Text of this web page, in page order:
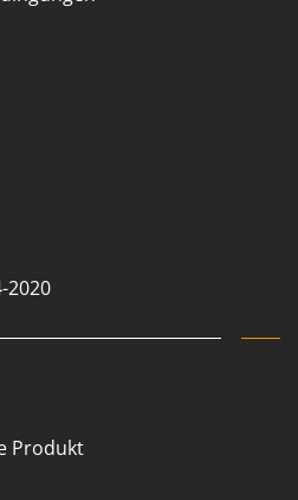
und Baumschnitt
2020
Produkt